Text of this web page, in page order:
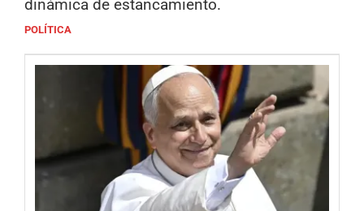
dinámica de estancamiento.
POLÍTICA